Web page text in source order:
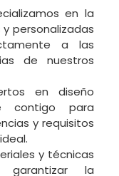
en la
personalizadas
a las
de nuestros
en diseño
contigo para
y requisitos
y técnicas
garantizar la